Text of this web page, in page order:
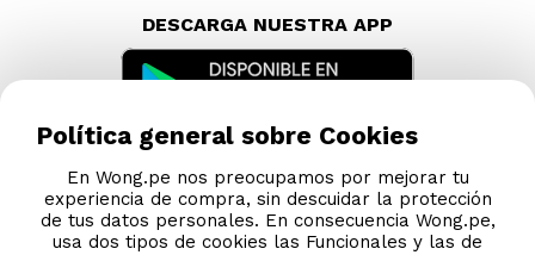
DESCARGA NUESTRA APP
Política general sobre Cookies
En Wong.pe nos preocupamos por mejorar tu
experiencia de compra, sin descuidar la protección
de tus datos personales. En consecuencia Wong.pe,
usa dos tipos de cookies las Funcionales y las de